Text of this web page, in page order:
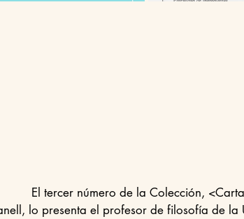
lo presenta el profesor de filosofía de la